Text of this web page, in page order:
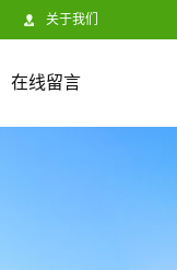
关于我们
在线留言